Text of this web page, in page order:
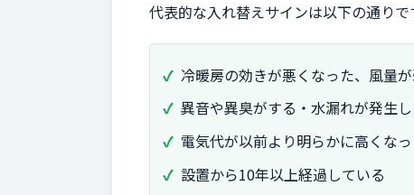
代表的な入れ替えサインは以下の通りで
冷暖房の効きが悪くなった、風量
異音や異臭がする・水漏れが発生
電気代が以前より明らかに高くな
設置から10年以上経過している